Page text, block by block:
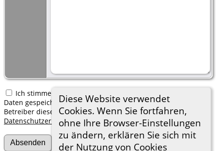
Diese Website verwendet
Cookies. Wenn Sie fortfahren,
ohne Ihre Browser-Einstellungen
zu ändern, erklären Sie sich mit
der Nutzung von Cookies
Ich stimme zu, dass meine hier erfassten persönlichen
Daten gespeichert werden. Ich verstehe, dass ich jederzeit den
Betreiber dieser Website bitten kann, diese Daten zu löschen.
Datenschutzerklärung